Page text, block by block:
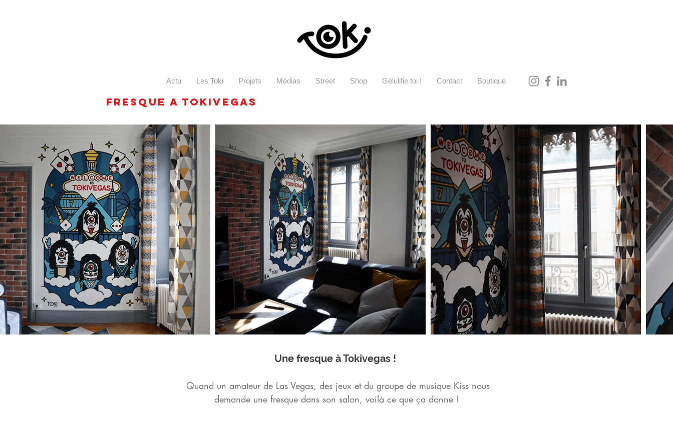
Actu Les Toki Projets Médias Street Shop Gélulifie toi ! Contact Boutique
Fresque a tokivegas
Une fresque à Tokivegas !
Quand un amateur de Las Vegas, des jeux et du groupe de musique Kiss nous
demande une fresque dans son salon, voilà ceque ça donne !